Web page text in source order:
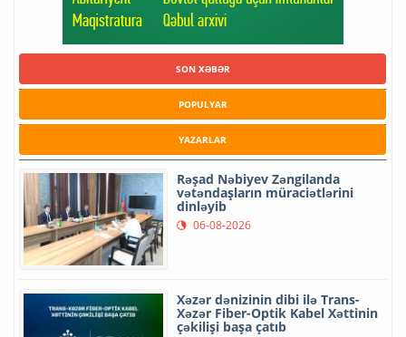
SON XƏBƏR
POPULYAR
YAZARLAR
Rəşad Nəbiyev Zəngilanda
vətəndaşların müraciətlərini
dinləyib
06-08-2026
Xəzər dənizinin dibi ilə Trans-
Xəzər Fiber-Optik Kabel Xəttinin
çəkilişi başa çatıb